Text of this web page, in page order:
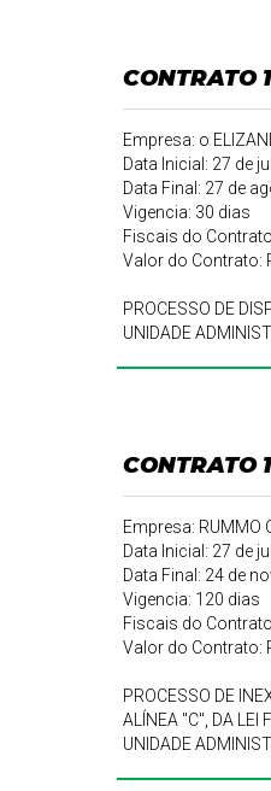
CONTRATO
Empresa: o
Data Inicial: 27 de
Data Final: 27 de
Vigencia: 30 dias
Fiscais do
Valor do Contrato:
PROCESSO DE
UNIDADE
CONTRATO
Empresa: RUMMO
Data Inicial: 27 de
Data Final: 24 de
Vigencia: 120 dias
Fiscais do
Valor do Contrato:
PROCESSO DE
ALÍNEA "C", DA LEI
UNIDADE